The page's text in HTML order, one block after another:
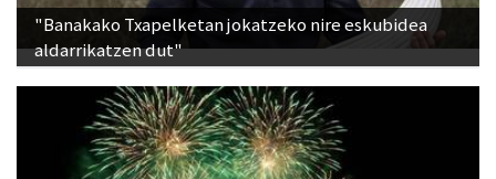
"Banakako Txapelketan jokatzeko nire eskubidea
aldarrikatzen dut"